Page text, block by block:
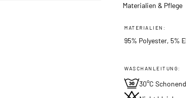
Materialien & Pflege
MATERIALIEN:
95% Polyester, 5%
WASCHANLEITUNG:
30°C